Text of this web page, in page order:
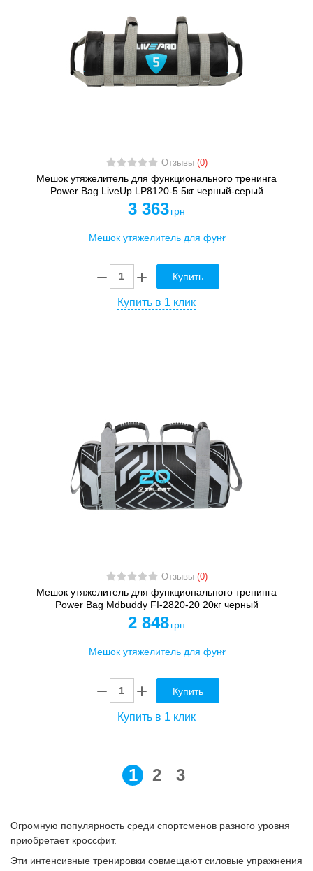
Отзывы (0)
Мешок утяжелитель для функционального тренинга
Power Bag LiveUp LP8120-5 5кг черный-серый
3 363 грн
Купить
Купить в 1 клик
Отзывы (0)
Мешок утяжелитель для функционального тренинга
Power Bag Mdbuddy FI-2820-20 20кг черный
2 848 грн
Купить
Купить в 1 клик
1 2 3
Огромную популярность среди спортсменов разного уровня
приобретает кроссфит.
Эти интенсивные тренировки совмещают силовые упражнения